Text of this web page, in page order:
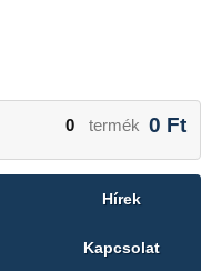
0 termék 0 Ft
Hírek
Kapcsolat